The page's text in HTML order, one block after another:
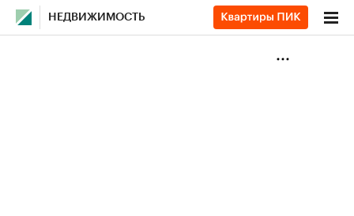
НЕДВИЖИМОСТЬ